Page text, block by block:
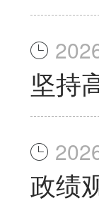
坚持
政绩